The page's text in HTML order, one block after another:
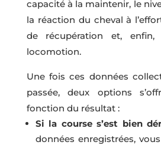
capacité à la maintenir, le
la réaction du cheval à
de récupération et,
locomotion.
Une fois ces données
passée, deux options
fonction du résultat :
Si la course s’est bien
données enregistrées,